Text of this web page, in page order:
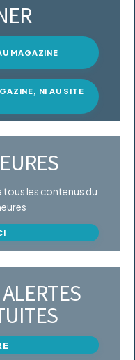
MAGAZINE
NI AU SITE
tous les contenus du